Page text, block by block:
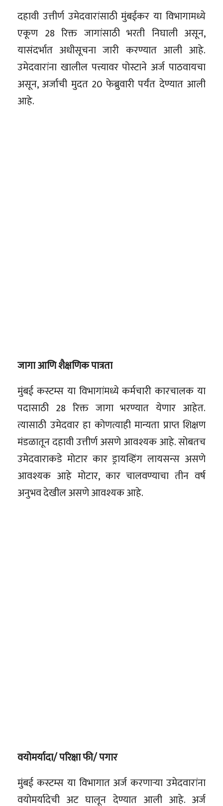
दहावी उत्तीर्ण उमेदवारांसाठी मुंबईकर या विभागामध्ये
एकूण 28 रिक्त जागांसाठी भरती निघाली असून,
यासंदर्भात अधीसूचना जारी करण्यात आली आहे.
उमेदवारांना खालील पत्त्यावर पोस्टाने अर्ज पाठवायचा
असून, अर्जाची मुदत 20 फेब्रुवारी पर्यंत देण्यात आली
आहे.
जागा आणि शैक्षणिक पात्रता
मुंबई कस्टम्स या विभागांमध्ये कर्मचारी कारचालक या
पदासाठी 28 रिक्त जागा भरण्यात येणार आहेत.
त्यासाठी उमेदवार हा कोणत्याही मान्यता प्राप्त शिक्षण
मंडळातून दहावी उत्तीर्ण असणे आवश्यक आहे. सोबतच
उमेदवाराकडे मोटार कार ड्रायव्हिंग लायसन्स असणे
आवश्यक आहे मोटार, कार चालवण्याचा तीन वर्ष
अनुभव देखील असणे आवश्यक आहे.
वयोमर्यादा/ परिक्षा फी/ पगार
मुंबई कस्टम्स या विभागात अर्ज करणाऱ्या उमेदवारांना
वयोमर्यादेची अट घालून देण्यात आली आहे. अर्ज